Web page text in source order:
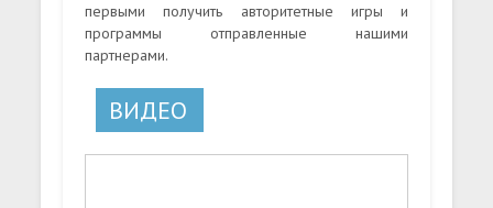
первыми получить авторитетные игры и
программы отправленные нашими
партнерами.
ВИДЕО